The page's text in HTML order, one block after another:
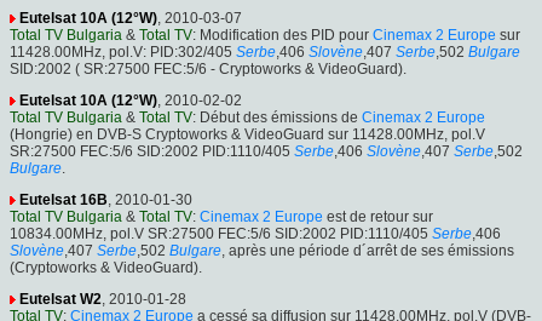
Eutelsat 10A (12°W), 2010-03-07
Total TV Bulgaria & Total TV: Modification des PID pour Cinemax 2 Europe sur
11428.00MHz, pol.V: PID:302/405 Serbe,406 Slovène,407 Serbe,502 Bulgare
SID:2002 ( SR:27500 FEC:5/6 - Cryptoworks & VideoGuard).
Eutelsat 10A (12°W), 2010-02-02
Total TV Bulgaria & Total TV: Début des émissions de Cinemax 2 Europe
(Hongrie) en DVB-S Cryptoworks & VideoGuard sur 11428.00MHz, pol.V
SR:27500 FEC:5/6 SID:2002 PID:1110/405 Serbe,406 Slovène,407 Serbe,502
Bulgare.
Eutelsat 16B, 2010-01-30
Total TV Bulgaria & Total TV: Cinemax 2 Europe est de retour sur
10834.00MHz, pol.V SR:27500 FEC:5/6 SID:2002 PID:1110/405 Serbe,406
Slovène,407 Serbe,502 Bulgare, après une période d´arrêt de ses émissions
(Cryptoworks & VideoGuard).
Eutelsat W2, 2010-01-28
Total TV: Cinemax 2 Europe a cessé sa diffusion sur 11428.00MHz, pol.V (DVB-